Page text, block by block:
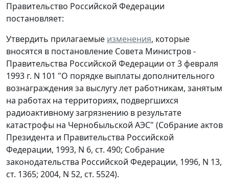
Правительство Российской Федерации
постановляет:
Утвердить прилагаемые изменения, которые
вносятся в постановление Совета Министров -
Правительства Российской Федерации от 3 февраля
1993 г. N 101 "О порядке выплаты дополнительного
вознаграждения за выслугу лет работникам, занятым
на работах на территориях, подвергшихся
радиоактивному загрязнению в результате
катастрофы на Чернобыльской АЭС" (Собрание актов
Президента и Правительства Российской
Федерации, 1993, N 6, ст. 490; Собрание
законодательства Российской Федерации, 1996, N 13,
ст. 1365; 2004, N 52, ст. 5524).